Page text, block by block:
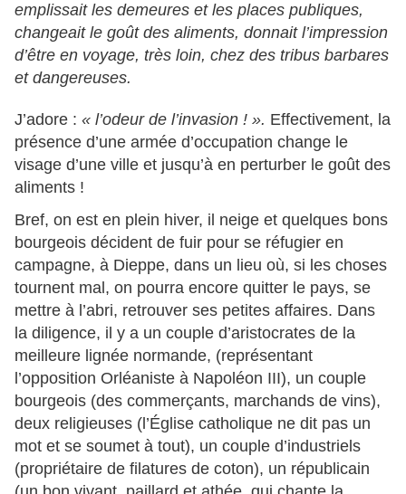
emplissait les demeures et les places publiques,
changeait le goût des aliments, donnait l’impression
d’être en voyage, très loin, chez des tribus barbares
et dangereuses.
J’adore : « l’odeur de l’invasion ! ». Effectivement, la
présence d’une armée d’occupation change le
visage d’une ville et jusqu’à en perturber le goût des
aliments !
Bref, on est en plein hiver, il neige et quelques bons
bourgeois décident de fuir pour se réfugier en
campagne, à Dieppe, dans un lieu où, si les choses
tournent mal, on pourra encore quitter le pays, se
mettre à l’abri, retrouver ses petites affaires. Dans
la diligence, il y a un couple d’aristocrates de la
meilleure lignée normande, (représentant
l’opposition Orléaniste à Napoléon III), un couple
bourgeois (des commerçants, marchands de vins),
deux religieuses (l’Église catholique ne dit pas un
mot et se soumet à tout), un couple d’industriels
(propriétaire de filatures de coton), un républicain